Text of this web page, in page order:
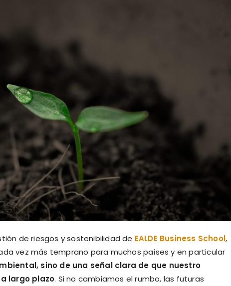
de riesgos y sostenibilidad de EALDE Business School,
vez más temprano para muchos países y en particular
sino de una señal clara de que nuestro
largo plazo. Si no cambiamos el rumbo, las futuras